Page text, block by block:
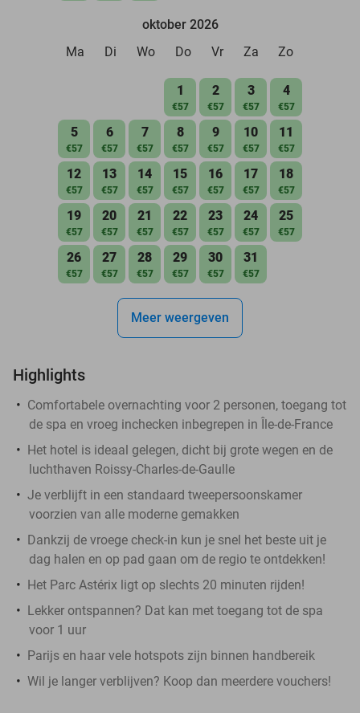
oktober 2026
Ma
Di Wo Do Vr Za Zo
1
€57
2
€57
3
€57
4
€57
5
€57
6
€57
7
€57
8
€57
9
€57
10
€57
11
€57
12
€57
13
€57
14
€57
15
€57
16
€57
17
€57
18
€57
19
€57
20
€57
21
€57
22
€57
23
€57
24
€57
25
€57
26
€57
27
€57
28
€57
29
€57
30
€57
31
€57
Meer weergeven
Highlights
Comfortabele overnachting voor 2 personen, toegang tot
de spa en vroeg inchecken inbegrepen in Île-de-France
Het hotel is ideaal gelegen, dicht bij grote wegen en de
luchthaven Roissy-Charles-de-Gaulle
Je verblijft in een standaard tweepersoonskamer
voorzien van alle moderne gemakken
Dankzij de vroege check-in kun je snel het beste uit je
dag halen en op pad gaan om de regio te ontdekken!
Het Parc Astérix ligt op slechts 20 minuten rijden!
Lekker ontspannen? Dat kan met toegang tot de spa
voor 1 uur
Parijs en haar vele hotspots zijn binnen handbereik
Wil je langer verblijven? Koop dan meerdere vouchers!